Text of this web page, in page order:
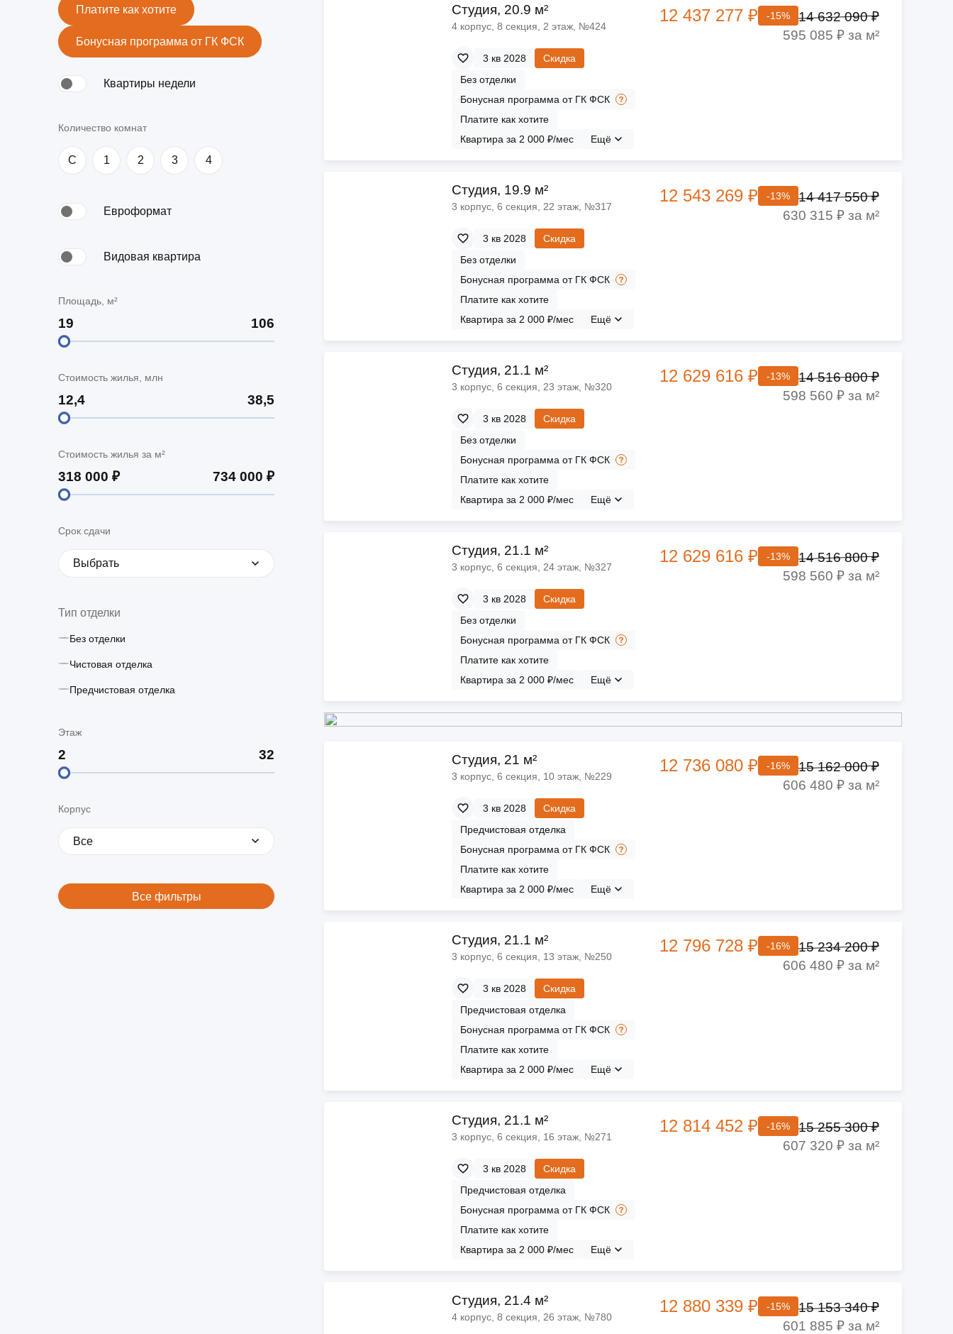
новостройки
скидки
Рефинансирование
Материнский капитал
Платите как хотите
Бонусная программа от ГК ФСК
Квартиры недели
Количество комнат
C 1 2 3 4
Евроформат
Видовая квартира
Площадь, м²
Стоимость жилья, млн
Стоимость жилья за м²
Срок сдачи
Выбрать
Тип отделки
Без отделки
Чистовая отделка
Предчистовая отделка
Этаж
Корпус
Все
Все фильтры
Cтудия, 20.9 м²
4 корпус, 8 секция, 2 этаж, №424
3 кв 2028
Скидка
Без отделки
Бонусная программа от ГК ФСК
Платите как хотите
Квартира за 2 000 ₽/мес
Ещё
12 437 277 ₽ -15%
14 632 090 ₽
595 085 ₽ за м²
Cтудия, 19.9 м²
3 корпус, 6 секция, 22 этаж, №317
3 кв 2028
Скидка
Без отделки
Бонусная программа от ГК ФСК
Платите как хотите
Квартира за 2 000 ₽/мес
Ещё
12 543 269 ₽ -13%
14 417 550 ₽
630 315 ₽ за м²
Cтудия, 21.1 м²
3 корпус, 6 секция, 23 этаж, №320
3 кв 2028
Скидка
Без отделки
Бонусная программа от ГК ФСК
Платите как хотите
Квартира за 2 000 ₽/мес
Ещё
12 629 616 ₽ -13%
14 516 800 ₽
598 560 ₽ за м²
Cтудия, 21.1 м²
3 корпус, 6 секция, 24 этаж, №327
3 кв 2028
Скидка
Без отделки
Бонусная программа от ГК ФСК
Платите как хотите
Квартира за 2 000 ₽/мес
Ещё
12 629 616 ₽ -13%
14 516 800 ₽
598 560 ₽ за м²
Cтудия, 21 м²
3 корпус, 6 секция, 10 этаж, №229
3 кв 2028
Скидка
Предчистовая отделка
Бонусная программа от ГК ФСК
Платите как хотите
Квартира за 2 000 ₽/мес
Ещё
12 736 080 ₽ -16%
15 162 000 ₽
606 480 ₽ за м²
Cтудия, 21.1 м²
3 корпус, 6 секция, 13 этаж, №250
3 кв 2028
Скидка
Предчистовая отделка
Бонусная программа от ГК ФСК
Платите как хотите
Квартира за 2 000 ₽/мес
Ещё
12 796 728 ₽ -16%
15 234 200 ₽
606 480 ₽ за м²
Cтудия, 21.1 м²
3 корпус, 6 секция, 16 этаж, №271
3 кв 2028
Скидка
Предчистовая отделка
Бонусная программа от ГК ФСК
Платите как хотите
Квартира за 2 000 ₽/мес
Ещё
12 814 452 ₽ -16%
15 255 300 ₽
607 320 ₽ за м²
Cтудия, 21.4 м²
4 корпус, 8 секция, 26 этаж, №780
12 880 339 ₽ -15%
15 153 340 ₽
601 885 ₽ за м²